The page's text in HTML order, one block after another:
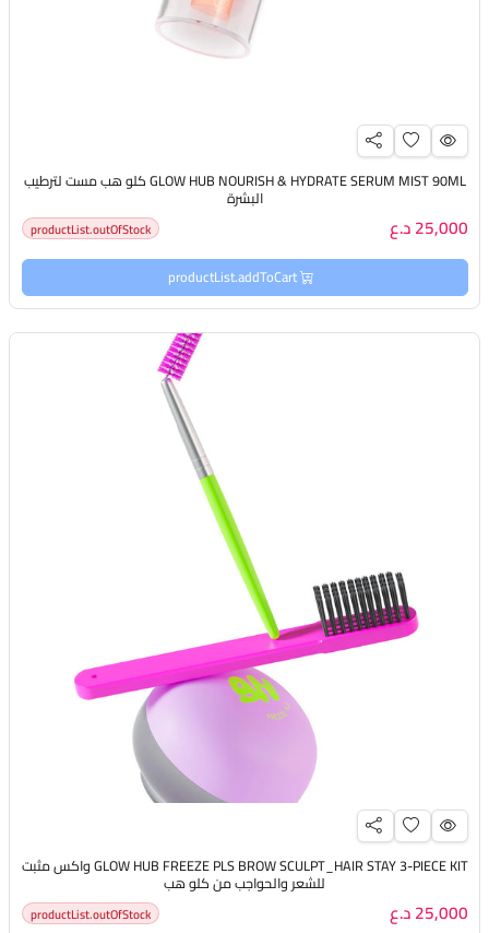
GLOW HUB NOURISH & HYDRATE SERUM MIST 90ML كلو هب مست لترطيب
البشرة
25,000 د.ع productList.outOfStock
productList.addToCart
GLOW HUB FREEZE PLS BROW SCULPT_HAIR STAY 3-PIECE KIT واكس مثبت
للشعر والحواجب من كلو هب
25,000 د.ع productList.outOfStock